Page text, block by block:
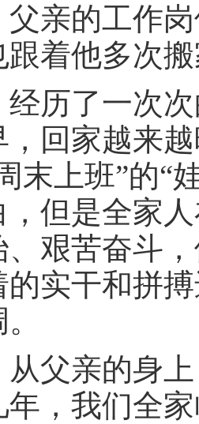
父亲的工作
跟着他多次
了一次次
，回家越来
末上班”的“
，但是全家
、艰苦奋斗
的实干和拼
亲的身上
年，我们全